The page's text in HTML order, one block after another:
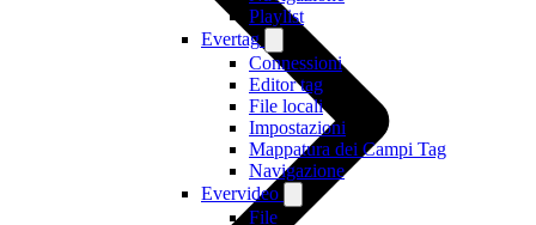
Playlist
Evertag
Connessioni
Editor tag
File locali
Impostazioni
Mappatura dei Campi Tag
Navigazione
Evervideo
File